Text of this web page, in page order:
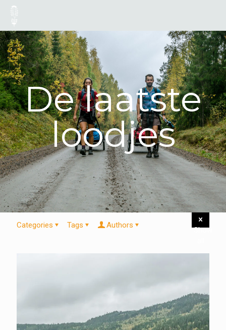
De laatste
loodjes
Categories Tags Authors
Show